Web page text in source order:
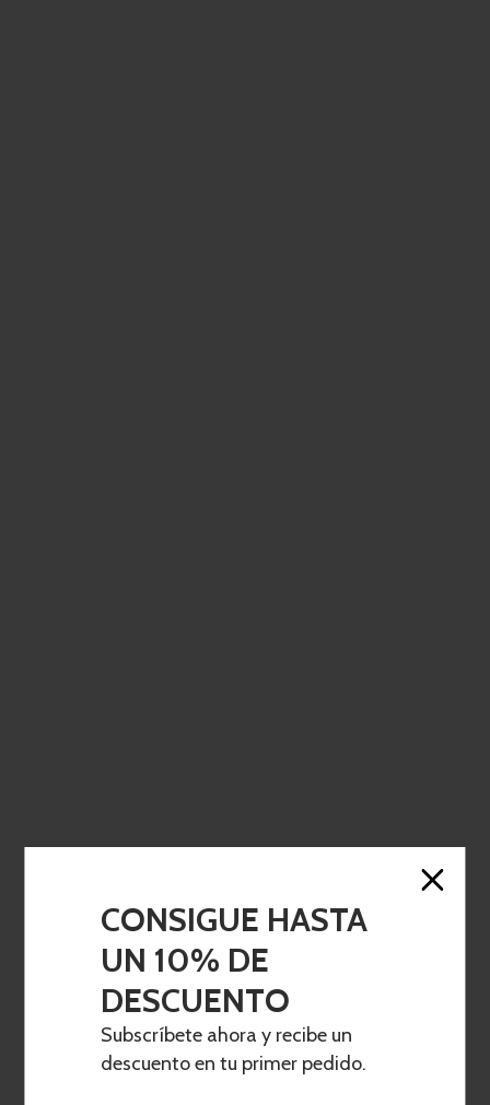
CONSIGUE HASTA
UN 10% DE
DESCUENTO
Subscríbete ahora y recibe un
descuento en tu primer pedido.